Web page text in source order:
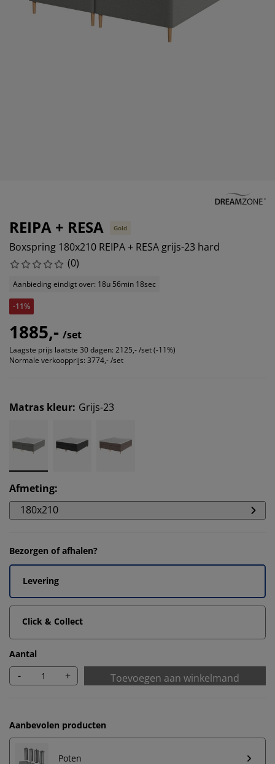
en accessoires
REIPA + RESA Gold
Boxspring 180x210 REIPA + RESA grijs-23 hard
(0)
Aanbieding eindigt over: 18u 56min 18sec
-11%
1885,- /set
Laagste prijs laatste 30 dagen: 2125,- /set (-11%)
Normale verkoopprijs: 3774,- /set
Matras kleur: Grijs-23
Afmeting:
180x210
Bezorgen of afhalen?
Levering
Click & Collect
Aantal
- + Toevoegen aan winkelmand
Aanbevolen producten
Poten